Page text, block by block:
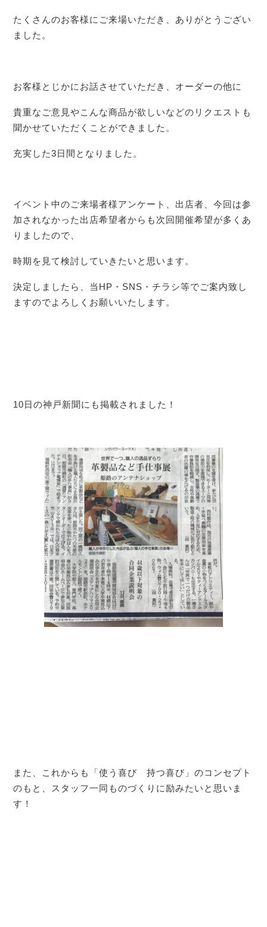
たくさんのお客様にご来場いただき、ありがとうござい
ました。
お客様とじかにお話させていただき、オーダーの他に
貴重なご意見やこんな商品が欲しいなどのリクエストも
聞かせていただくことができました。
充実した3日間となりました。
イベント中のご来場者様アンケート、出店者、今回は参
加されなかった出店希望者からも次回開催希望が多くあ
りましたので、
時期を見て検討していきたいと思います。
決定しましたら、当HP・SNS・チラシ等でご案内致し
ますのでよろしくお願いいたします。
10日の神戸新聞にも掲載されました！
また、これからも「使う喜び 持つ喜び」のコンセプト
のもと、スタッフ一同ものづくりに励みたいと思いま
す！